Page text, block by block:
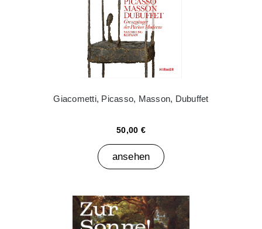
Giacometti, Picasso, Masson, Dubuffet
50,00 €
ansehen